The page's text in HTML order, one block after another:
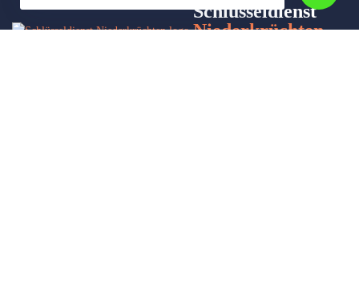
Schlüsseldienst
Niederkrüchten-